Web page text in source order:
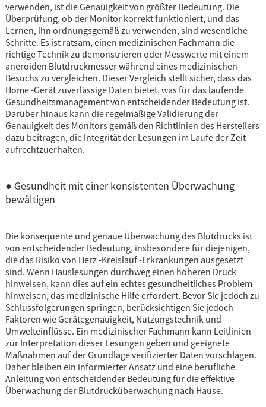
verwenden, ist die Genauigkeit von größter Bedeutung. Die
Überprüfung, ob der Monitor korrekt funktioniert, und das
Lernen, ihn ordnungsgemäß zu verwenden, sind wesentliche
Schritte. Es ist ratsam, einen medizinischen Fachmann die
richtige Technik zu demonstrieren oder Messwerte mit einem
aneroiden Blutdruckmesser während eines medizinischen
Besuchs zu vergleichen. Dieser Vergleich stellt sicher, dass das
Home -Gerät zuverlässige Daten bietet, was für das laufende
Gesundheitsmanagement von entscheidender Bedeutung ist.
Darüber hinaus kann die regelmäßige Validierung der
Genauigkeit des Monitors gemäß den Richtlinien des Herstellers
dazu beitragen, die Integrität der Lesungen im Laufe der Zeit
aufrechtzuerhalten.
● Gesundheit mit einer konsistenten Überwachung
bewältigen
Die konsequente und genaue Überwachung des Blutdrucks ist
von entscheidender Bedeutung, insbesondere für diejenigen,
die das Risiko von Herz -Kreislauf -Erkrankungen ausgesetzt
sind. Wenn Hauslesungen durchweg einen höheren Druck
hinweisen, kann dies auf ein echtes gesundheitliches Problem
hinweisen, das medizinische Hilfe erfordert. Bevor Sie jedoch zu
Schlussfolgerungen springen, berücksichtigen Sie jedoch
Faktoren wie Gerätegenauigkeit, Nutzungstechnik und
Umwelteinflüsse. Ein medizinischer Fachmann kann Leitlinien
zur Interpretation dieser Lesungen geben und geeignete
Maßnahmen auf der Grundlage verifizierter Daten vorschlagen.
Daher bleiben ein informierter Ansatz und eine berufliche
Anleitung von entscheidender Bedeutung für die effektive
Überwachung der Blutdrucküberwachung nach Hause.